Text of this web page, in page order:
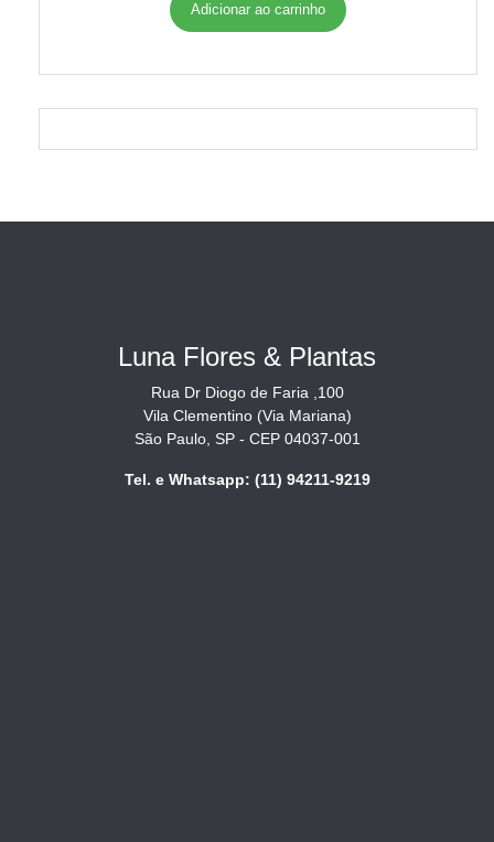
Adicionar ao carrinho
Luna Flores & Plantas
Rua Dr Diogo de Faria ,100
Vila Clementino (Via Mariana)
São Paulo, SP - CEP 04037-001
Tel. e Whatsapp: (11) 94211-9219